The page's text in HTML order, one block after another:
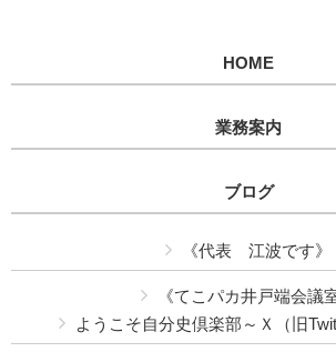
HOME
業務案内
ブログ
《代表 江波です》
《てこパカ井戸端会議
ようこそ自分史倶楽部～Ｘ（旧